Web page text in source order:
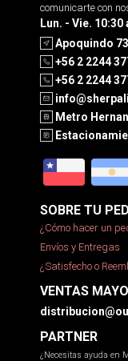
comunicarte con
Lun. - Vie. 10:30
Apoquindo
+56 2 2244
+56 2 2244
Metro
SOBRE TU
¿Cómo hacer un
Envíos y Entregas
¿Satisfecho o
VENTAS
PARTNER
¿Necesitas ayuda en